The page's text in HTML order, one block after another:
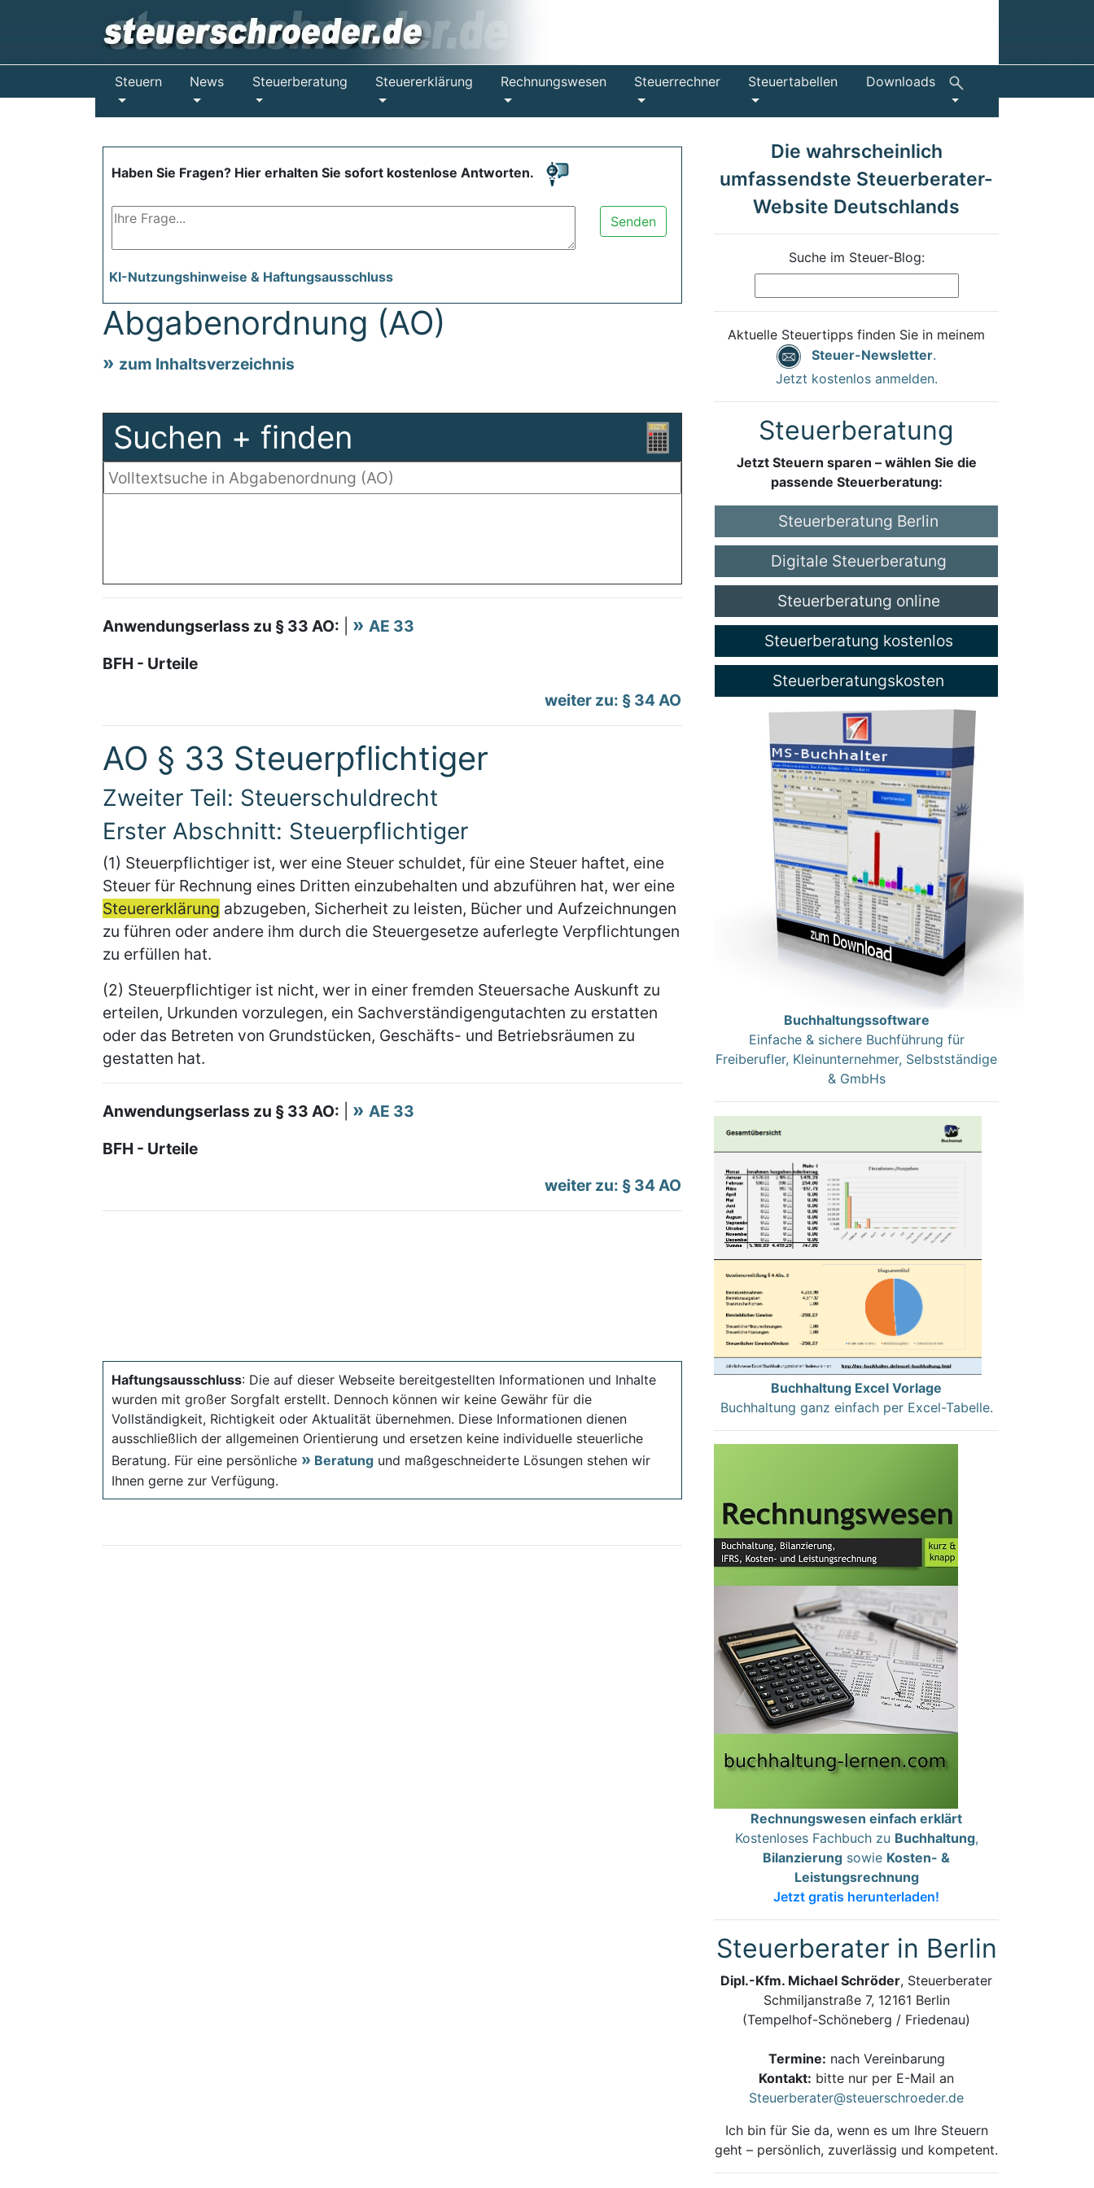
Steuern News Steuerberatung Steuererklärung Rechnungswesen Steuerrechner Steuertabellen Downloads
Haben Sie Fragen? Hier erhalten Sie sofort kostenlose Antworten.
Senden
KI-Nutzungshinweise & Haftungsausschluss
Abgabenordnung (AO)
zum Inhaltsverzeichnis
Suchen + finden
Anwendungserlass zu § 33 AO:
AE 33
BFH - Urteile
weiter zu: § 34 AO
AO § 33 Steuerpflichtiger
Zweiter Teil: Steuerschuldrecht
Erster Abschnitt: Steuerpflichtiger
(1) Steuerpflichtiger ist, wer eine Steuer schuldet, für eine Steuer haftet, eine
Steuer für Rechnung eines Dritten einzubehalten und abzuführen hat, wer eine
Steuererklärung abzugeben, Sicherheit zu leisten, Bücher und Aufzeichnungen
zu führen oder andere ihm durch die Steuergesetze auferlegte Verpflichtungen
zu erfüllen hat.
(2) Steuerpflichtiger ist nicht, wer in einer fremden Steuersache Auskunft zu
erteilen, Urkunden vorzulegen, ein Sachverständigengutachten zu erstatten
oder das Betreten von Grundstücken, Geschäfts- und Betriebsräumen zu
gestatten hat.
Anwendungserlass zu § 33 AO:
AE 33
BFH - Urteile
weiter zu: § 34 AO
Haftungsausschluss: Die auf dieser Webseite bereitgestellten Informationen und Inhalte
wurden mit großer Sorgfalt erstellt. Dennoch können wir keine Gewähr für die
Vollständigkeit, Richtigkeit oder Aktualität übernehmen. Diese Informationen dienen
ausschließlich der allgemeinen Orientierung und ersetzen keine individuelle steuerliche
Beratung. Für eine persönliche
Beratung und maßgeschneiderte Lösungen stehen wir
Ihnen gerne zur Verfügung.
Die wahrscheinlich
umfassendste Steuerberater-
Website Deutschlands
Suche im Steuer-Blog:
Aktuelle Steuertipps finden Sie in meinem
Steuer-Newsletter.
Jetzt kostenlos anmelden.
Steuerberatung
Jetzt Steuern sparen – wählen Sie die
passende Steuerberatung:
Steuerberatung Berlin
Digitale Steuerberatung
Steuerberatung online
Steuerberatung kostenlos
Steuerberatungskosten
Buchhaltungssoftware
Einfache & sichere Buchführung für
Freiberufler, Kleinunternehmer, Selbstständige
& GmbHs
Buchhaltung Excel Vorlage
Buchhaltung ganz einfach per Excel-Tabelle.
Rechnungswesen einfach erklärt
Kostenloses Fachbuch zu Buchhaltung,
Bilanzierung sowie Kosten- &
Leistungsrechnung
Jetzt gratis herunterladen!
Steuerberater in Berlin
Dipl.-Kfm. Michael Schröder, Steuerberater
Schmiljanstraße 7, 12161 Berlin
(Tempelhof-Schöneberg / Friedenau)
Termine: nach Vereinbarung
Kontakt: bitte nur per E-Mail an
Steuerberater@steuerschroeder.de
Ich bin für Sie da, wenn es um Ihre Steuern
geht – persönlich, zuverlässig und kompetent.